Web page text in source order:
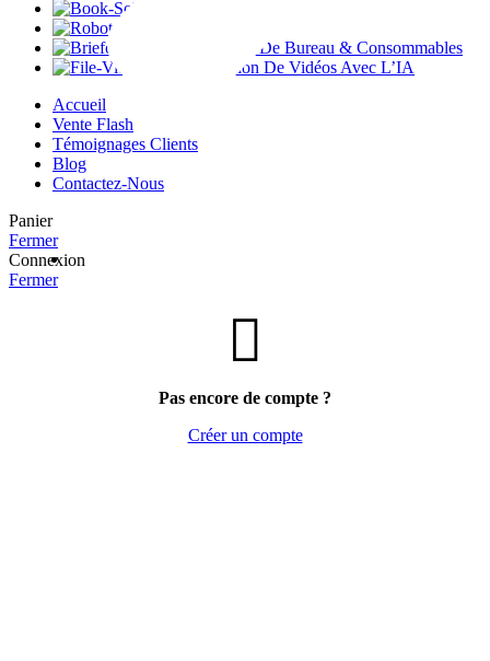
Fournitures De Bureau & Consommables
Traduction De Vidéos Avec L’IA
Accueil
Vente Flash
Témoignages Clients
Blog
Contactez-Nous
Panier
Fermer
Connexion
Fermer
Pas encore de compte ?
Créer un compte